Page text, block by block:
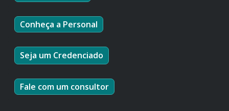
Conheça a Personal
Seja um Credenciado
Fale com um consultor